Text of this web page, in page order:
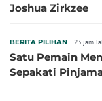
Joshua Zirkzee
BERITA PILIHAN 23 jam
Satu Pemain
Sepakati